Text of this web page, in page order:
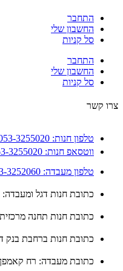
התחבר
החשבון שלי
סל קניות
התחבר
החשבון שלי
סל קניות
קשר
טלפון חנות: 053-3255020
ווטסאפ חנות: 053-3255020
טלפון מעבדה: 053-3252060
כתובת חנות דגל ומעבדה: דרבן 150 בפנינת אילת מול מול-
כתובת חנות תחנה מרכזית: שדרות
כתובת חנות ברחבת בנק
כתובת מעבדה: רח קאמפן 8 אייסמול איזור המלונות, אילת